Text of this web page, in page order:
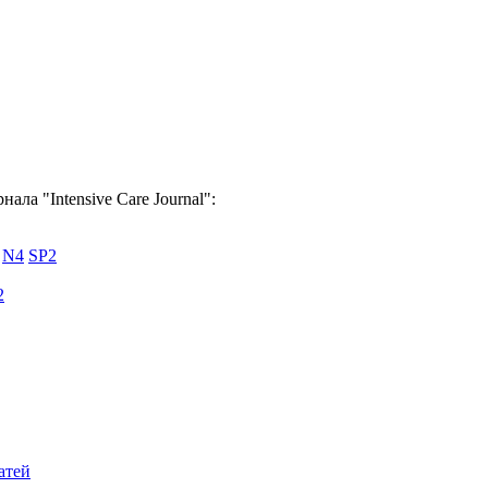
"Intensive Care Journal":
N4 SP2